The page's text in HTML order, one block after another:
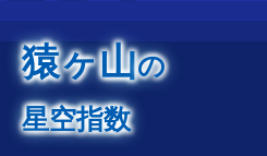
猿ヶ山の
星空指数